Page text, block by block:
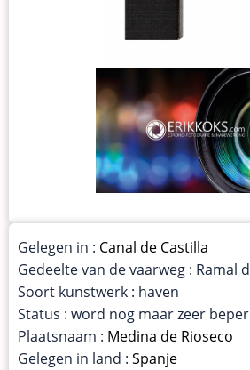
Gelegen in : Canal de Castilla
Gedeelte van de vaarweg : Ramal
Soort kunstwerk : haven
Status : word nog maar zeer
Plaatsnaam : Medina de Rioseco
Gelegen in land : Spanje